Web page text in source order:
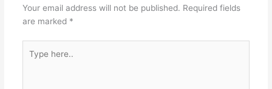
Your email address will not be published. Required fields
are marked *
here..